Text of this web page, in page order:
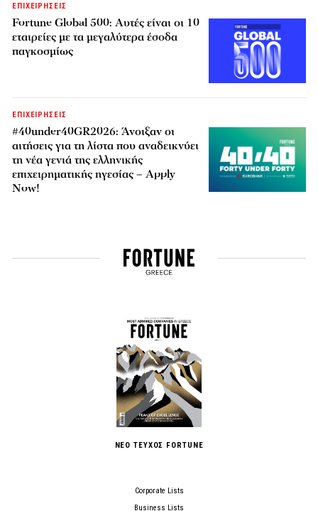
ΕΠΙΧΕΙΡΗΣΕΙΣ
Fortune Global 500: Αυτές είναι οι 10
εταιρείες με τα μεγαλύτερα έσοδα
παγκοσμίως
ΕΠΙΧΕΙΡΗΣΕΙΣ
#40under40GR2026: Άνοιξαν οι
αιτήσεις για τη λίστα που αναδεικνύει
τη νέα γενιά της ελληνικής
επιχειρηματικής ηγεσίας – Apply
Now!
ΝΕΟ ΤΕΥΧΟΣ FORTUNE
Corporate Lists
Business Lists